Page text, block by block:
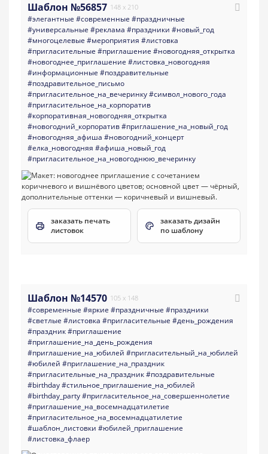
Шаблон №56857 148 x 210
#элегантные #современные #праздничные
#универсальные #реклама #праздники #новый_год
#многоцелевые #мероприятия #листовка
#пригласительные #приглашение #новогодняя_открытка
#новогоднее_приглашение #листовка_новогодняя
#информационные #поздравительные
#поздравительное_письмо
#пригласительное_на_вечеринку#символ_нового_года
#пригласительное_на_корпоратив
#корпоративная_новогодняя_открытка
#новогодний_корпоратив#приглашение_на_новый_год
#новогодняя_афиша #новогодний_концерт
#елка_новогодняя #афиша_новый_год
#пригласительное_на_новогоднюю_вечеринку
заказать печать
листовок
заказать дизайн
по шаблону
Шаблон №14570 105 x 148
#современные #яркие #праздничные #праздники
#светлые #листовка #пригласительные #день_рождения
#праздник#приглашение
#приглашение_на_день_рождения
#приглашение_на_юбилей #пригласительный_на_юбилей
#юбилей #приглашение_на_праздник
#пригласительные_на_праздник#поздравительные
#birthday#стильное_приглашение_на_юбилей
#birthday_party#пригласительное_на_совершеннолетие
#приглашение_на_восемнадцатилетие
#пригласительное_на_восемнадцатилетие
#шаблон_листовки #юбилей_приглашение
#листовка_флаер